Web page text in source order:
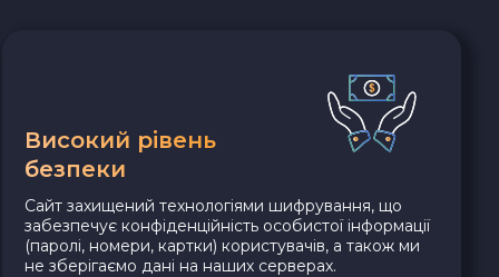
Високий рівень
безпеки
Сайт захищений технологіями шифрування, що
забезпечує конфіденційність особистої інформації
(паролі, номери, картки) користувачів, а також ми
не зберігаємо дані на наших серверах.